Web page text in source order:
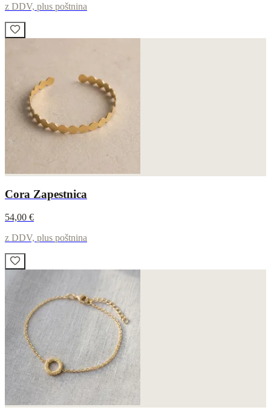
z DDV, plus poštnina
Cora Zapestnica
54,00 €
z DDV, plus poštnina